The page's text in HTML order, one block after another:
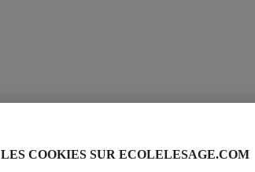
LES COOKIES SUR ECOLELESAGE.COM